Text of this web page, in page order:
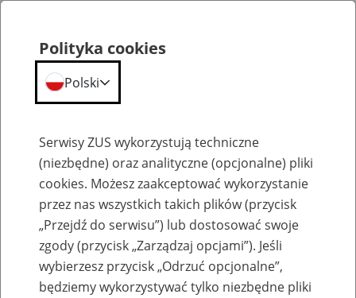
Szkolenia
Polityka cookies
Polski
Serwisy ZUS wykorzystują techniczne
(niezbędne) oraz analityczne (opcjonalne) pliki
cookies. Możesz zaakceptować wykorzystanie
przez nas wszystkich takich plików (przycisk
„Przejdź do serwisu”) lub dostosować swoje
zgody (przycisk „Zarządzaj opcjami”). Jeśli
wybierzesz przycisk „Odrzuć opcjonalne”,
będziemy wykorzystywać tylko niezbędne pliki